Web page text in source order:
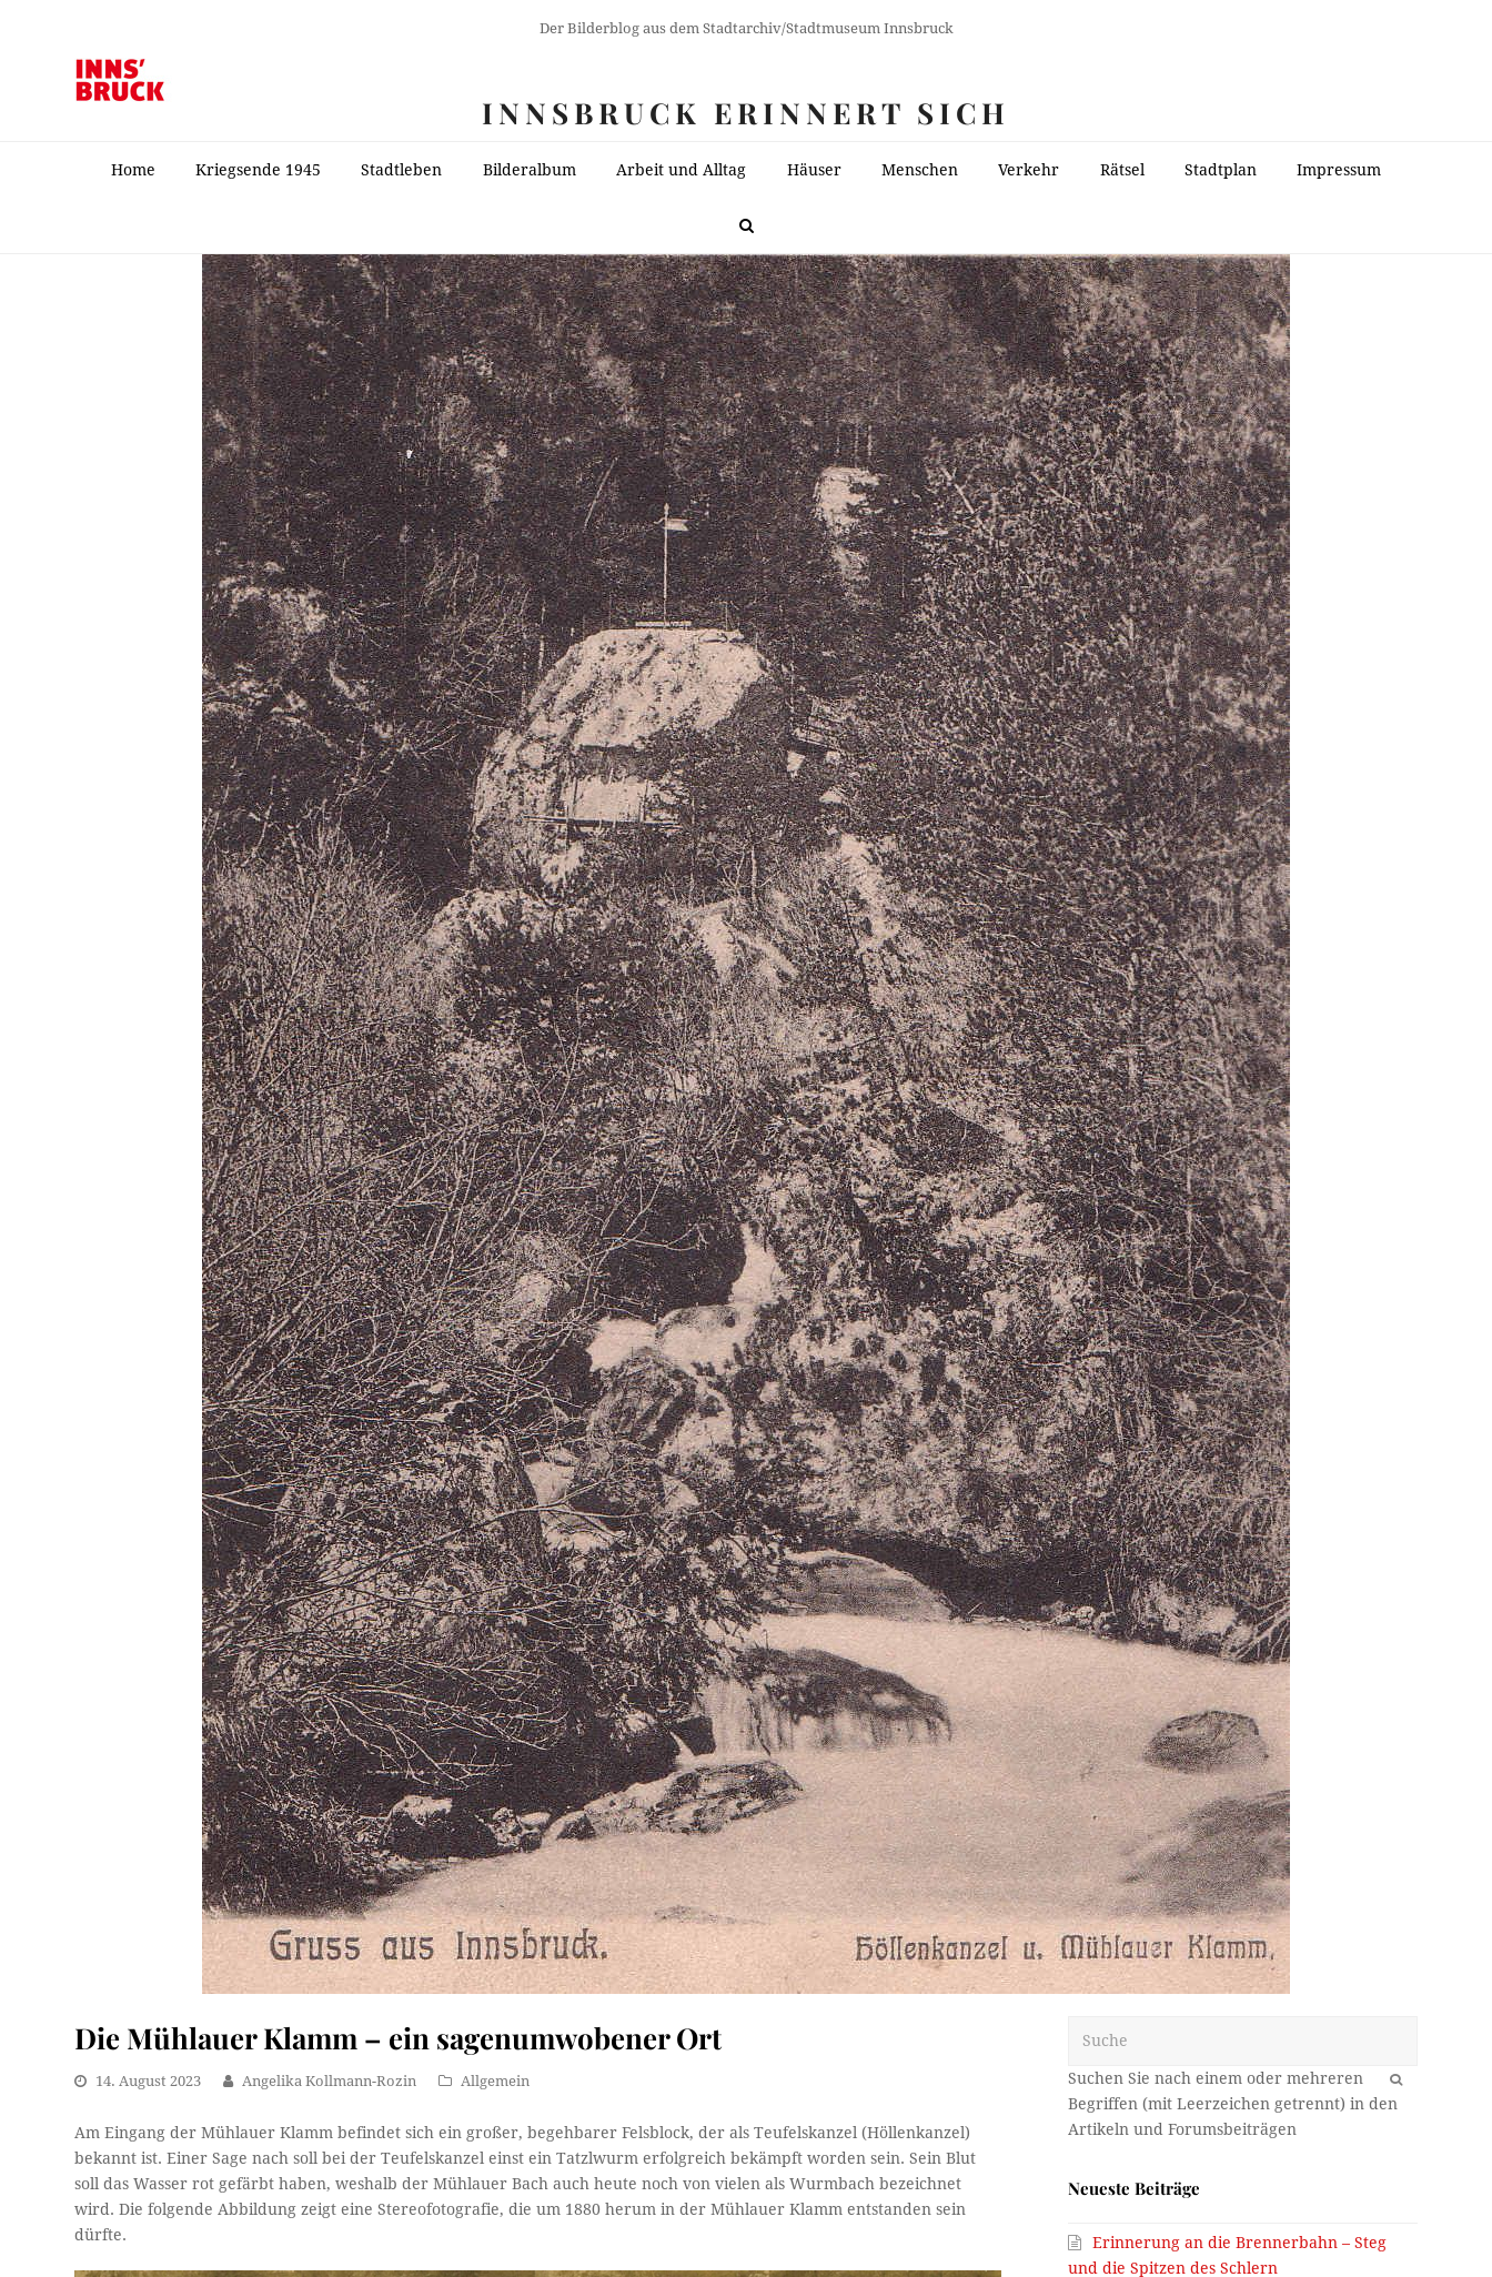
Der Bilderblog aus dem Stadtarchiv/Stadtmuseum Innsbruck
INNSBRUCK ERINNERT SICH
Home Kriegsende 1945 Stadtleben Bilderalbum Arbeit und Alltag Häuser Menschen Verkehr Rätsel Stadtplan Impressum
Die Mühlauer Klamm – ein sagenumwobener Ort
14. August 2023 Angelika Kollmann-Rozin Allgemein
Am Eingang der Mühlauer Klamm befindet sich ein großer, begehbarer Felsblock, der als Teufelskanzel (Höllenkanzel)
bekannt ist. Einer Sage nach soll bei der Teufelskanzel einst ein Tatzlwurm erfolgreich bekämpft worden sein. Sein Blut
soll das Wasser rot gefärbt haben, weshalb der Mühlauer Bach auch heute noch von vielen als Wurmbach bezeichnet
wird. Die folgende Abbildung zeigt eine Stereofotografie, die um 1880 herum in der Mühlauer Klamm entstanden sein
dürfte.
OK
Neueste Beiträge
Erinnerung an die Brennerbahn – Steg
und die Spitzen des Schlern